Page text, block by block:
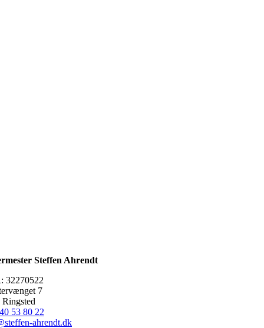
Steffen Ahrendt
32270522
7
Ringsted
53 80 22
ahrendt.dk